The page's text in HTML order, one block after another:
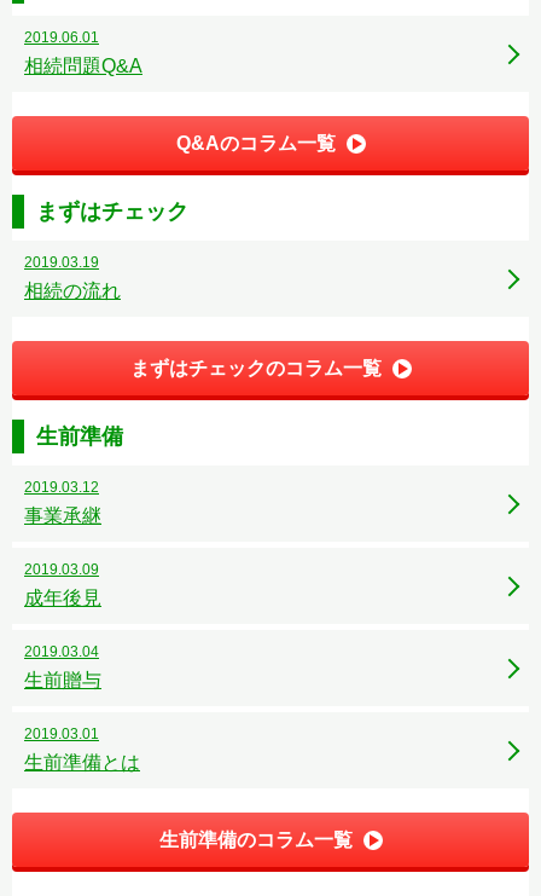
2019.06.01
相続問題Q&A
Q&Aのコラム一覧
まずはチェック
2019.03.19
相続の流れ
まずはチェックのコラム一覧
生前準備
2019.03.12
事業承継
2019.03.09
成年後見
2019.03.04
生前贈与
2019.03.01
生前準備とは
生前準備のコラム一覧